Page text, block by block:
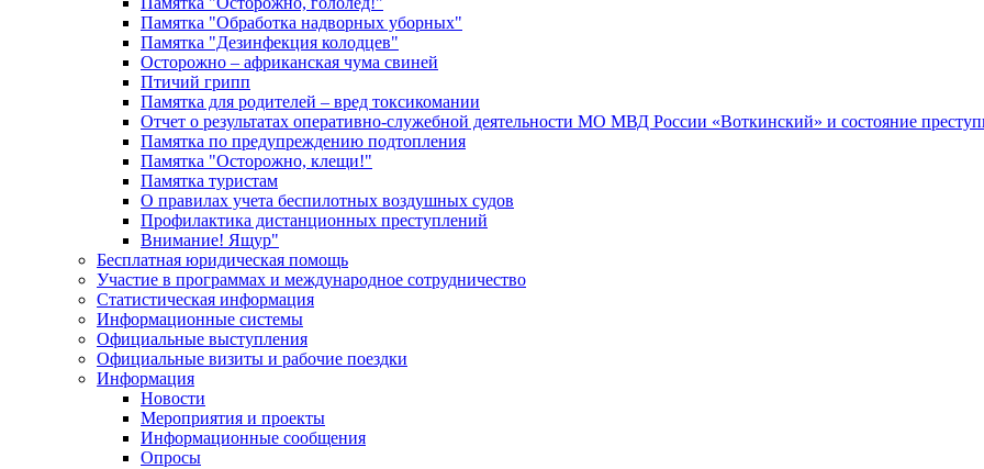
Памятка "Обработка надворных уборных"
Памятка "Дезинфекция колодцев"
Осторожно – африканская чума свиней
Птичий грипп
Памятка для родителей – вред токсикомании
Отчет о результатах оперативно-служебной деятельности МО МВД России «Воткинский» и состояние
Памятка по предупреждению подтопления
Памятка "Осторожно, клещи!"
Памятка туристам
О правилах учета беспилотных воздушных судов
Профилактика дистанционных преступлений
Внимание! Ящур"
Бесплатная юридическая помощь
Участие в программах и международное сотрудничество
Статистическая информация
Информационные системы
Официальные выступления
Официальные визиты и рабочие поездки
Информация
Новости
Мероприятия и проекты
Информационные сообщения
Опросы